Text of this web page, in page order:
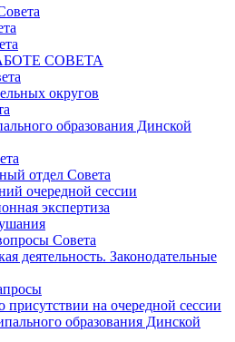
СОВЕТА
округов
образования Динской
отдел Совета
очередной сессии
экспертиза
Совета
деятельность. Законодательные
присутствии на очередной сессии
образования Динской